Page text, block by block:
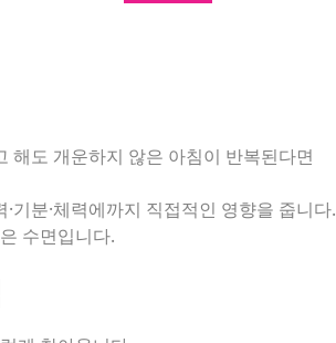
해도 개운하지 않은 아침이 반복된다면
기분·체력에까지 직접적인 영향을 줍니다.
수면입니다.